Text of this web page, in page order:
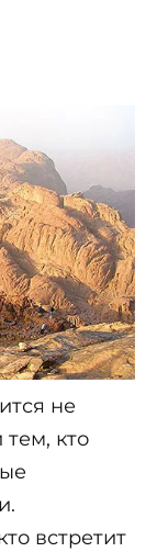
не
кто
встретит